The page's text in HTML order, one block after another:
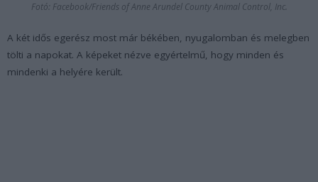
Fotó: Facebook/Friends of Anne Arundel County Animal Control, Inc.
A két idős egerész most már békében, nyugalomban és melegben
tölti a napokat. A képeket nézve egyértelmű, hogy minden és
mindenki a helyére került.